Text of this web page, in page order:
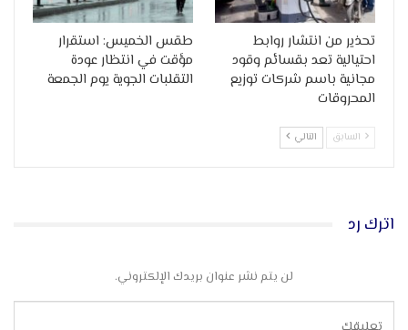
تحذير من انتشار روابط
احتيالية تعد بقسائم وقود
مجانية باسم شركات توزيع
المحروقات
طقس الخميس: استقرار
مؤقت في انتظار عودة
التقلبات الجوية يوم الجمعة
السابق التالي
اترك رد
لن يتم نشر عنوان بريدك الإلكتروني.